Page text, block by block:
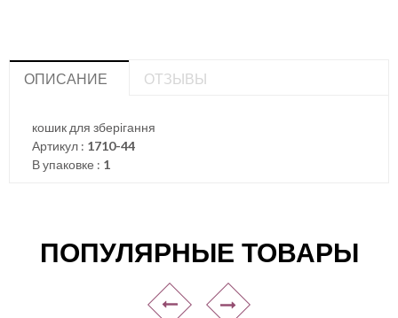
ОПИСАНИЕ ОТЗЫВЫ
кошик для зберігання
Артикул : 1710-44
В упаковке : 1
ПОПУЛЯРНЫЕ ТОВАРЫ